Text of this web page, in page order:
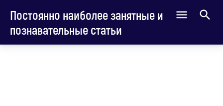
Постоянно наиболее занятные и
познавательные статьи